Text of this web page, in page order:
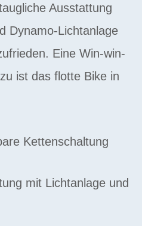
Ausstattung
Dynamo-Lichtanlage
Eine Win-win-
ist das flotte Bike in
Kettenschaltung
mit Lichtanlage und